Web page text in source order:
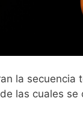
la secuencia
las cuales